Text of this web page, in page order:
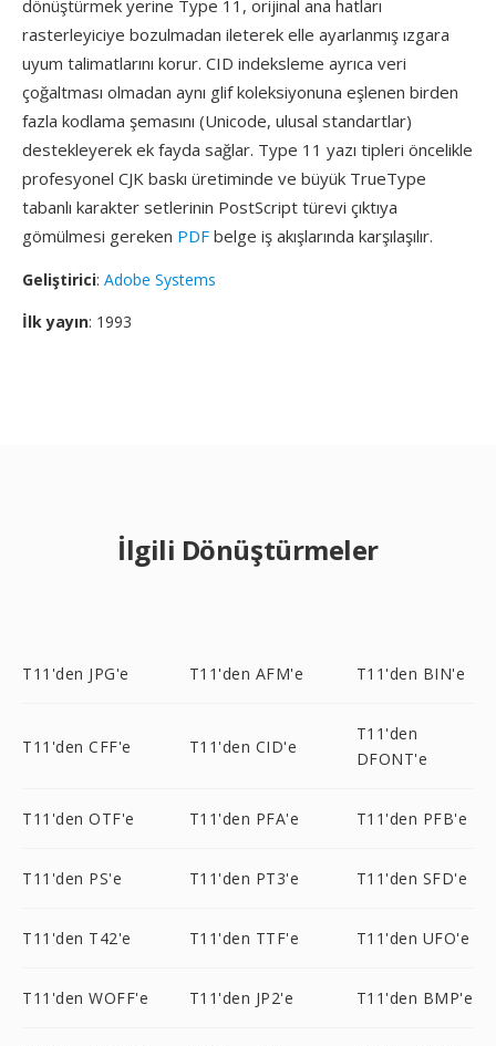
dönüştürmek yerine Type 11, orijinal ana hatları
rasterleyiciye bozulmadan ileterek elle ayarlanmış ızgara
uyum talimatlarını korur. CID indeksleme ayrıca veri
çoğaltması olmadan aynı glif koleksiyonuna eşlenen birden
fazla kodlama şemasını (Unicode, ulusal standartlar)
destekleyerek ek fayda sağlar. Type 11 yazı tipleri öncelikle
profesyonel CJK baskı üretiminde ve büyük TrueType
tabanlı karakter setlerinin PostScript türevi çıktıya
gömülmesi gereken PDF belge iş akışlarında karşılaşılır.
Geliştirici: Adobe Systems
İlk yayın: 1993
İlgili Dönüştürmeler
T11'den JPG'e T11'den AFM'e T11'den BIN'e
T11'den CFF'e T11'den CID'e
T11'den
DFONT'e
T11'den OTF'e T11'den PFA'e T11'den PFB'e
T11'den PS'e T11'den PT3'e T11'den SFD'e
T11'den T42'e T11'den TTF'e T11'den UFO'e
T11'den WOFF'e T11'den JP2'e T11'den BMP'e